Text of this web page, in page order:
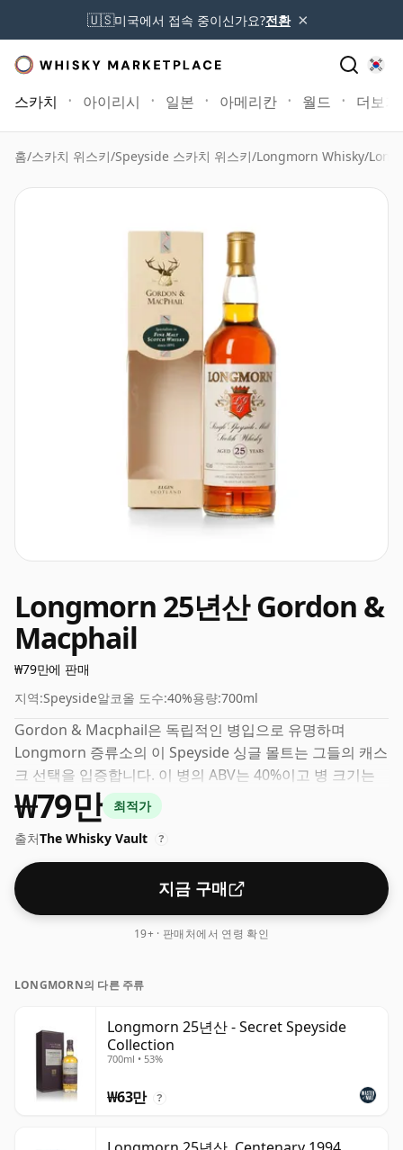
🇺🇸미국에서 접속 중이신가요?전환 ×
스카치 아이리시 일본 아메리칸 월드 더보기
홈/스카치 위스키/Speyside 스카치 위스키/Longmorn Whisky/
Longmorn 25년산 Gordon &
Macphail
₩79만에 판매
지역:Speyside알코올 도수:40%용량:700ml
Gordon & Macphail은 독립적인 병입으로 유명하며
Longmorn 증류소의 이 Speyside 싱글 몰트는 그들의 캐스
크 선택을 입증합니다. 이 병의 ABV는 40%이고 병 크기는
표준 70cl입니다.
₩79만
최적가
출처The Whisky Vault ?
지금 구매
19+ · 판매처에서 연령 확인
LONGMORN의 다른 주류
Longmorn 25년산 - Secret Speyside
Collection
700ml • 53%
₩63만 ?